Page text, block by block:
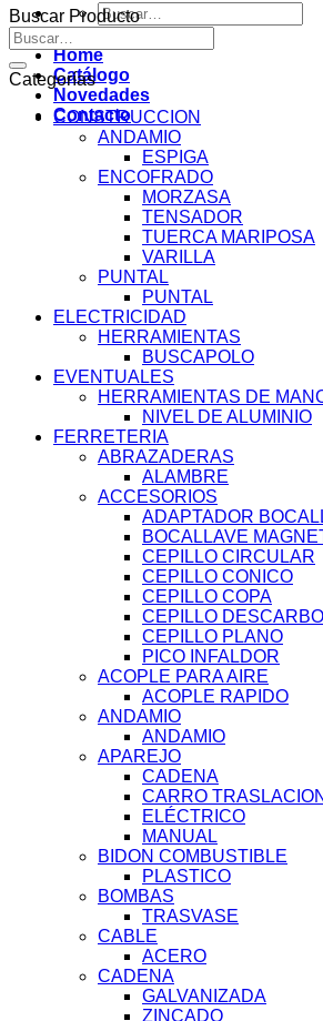
Buscar
por:
Home
Catálogo
Novedades
Contacto
Buscar Producto
Buscar
por:
Categorías
CONSTRUCCION
ANDAMIO
ESPIGA
ENCOFRADO
MORZASA
TENSADOR
TUERCA MARIPOSA
VARILLA
PUNTAL
PUNTAL
ELECTRICIDAD
HERRAMIENTAS
BUSCAPOLO
EVENTUALES
HERRAMIENTAS DE
NIVEL DE ALUMINIO
FERRETERIA
ABRAZADERAS
ALAMBRE
ACCESORIOS
ADAPTADOR
BOCALLAVE
CEPILLO CIRCULAR
CEPILLO CONICO
CEPILLO COPA
CEPILLO
CEPILLO PLANO
PICO INFALDOR
ACOPLE PARA AIRE
ACOPLE RAPIDO
ANDAMIO
ANDAMIO
APAREJO
CADENA
CARRO TRASLACION
ELÉCTRICO
MANUAL
BIDON COMBUSTIBLE
PLASTICO
BOMBAS
TRASVASE
CABLE
ACERO
CADENA
GALVANIZADA
ZINCADO